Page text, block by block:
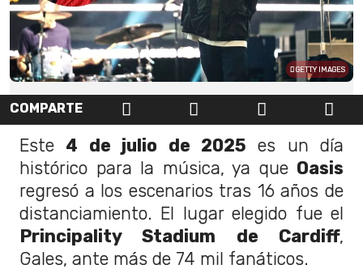
GETTY IMAGES
COMPARTE
Este 4 de julio de 2025 es un día
histórico para la música, ya que Oasis
regresó a los escenarios tras 16 años de
distanciamiento. El lugar elegido fue el
Principality Stadium de Cardiff,
Gales, ante más de 74 mil fanáticos.